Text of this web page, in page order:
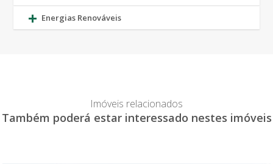
Energias Renováveis
Imóveis relacionados
Também poderá estar interessado nestes imóveis